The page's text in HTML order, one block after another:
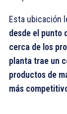
Esta ubicación
desde el punto
cerca de los
planta trae un
productos de
más